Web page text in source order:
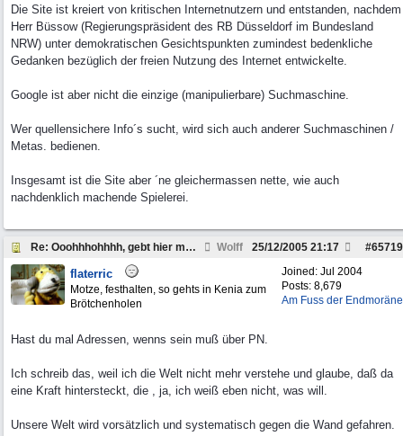
Die Site ist kreiert von kritischen Internetnutzern und entstanden, nachdem
Herr Büssow (Regierungspräsident des RB Düsseldorf im Bundesland
NRW) unter demokratischen Gesichtspunkten zumindest bedenkliche
Gedanken bezüglich der freien Nutzung des Internet entwickelte.
Google ist aber nicht die einzige (manipulierbare) Suchmaschine.
Wer quellensichere Info´s sucht, wird sich auch anderer Suchmaschinen /
Metas. bedienen.
Insgesamt ist die Site aber ´ne gleichermassen nette, wie auch
nachdenklich machende Spielerei.
Re: Ooohhhohhhh, gebt hier mal "LandRover "ein.... Wolff #65719
25/12/2005 21:17
Joined: Jul 2004
Posts: 8,679
Am Fuss der Endmoräne
flaterric
Motze, festhalten, so gehts in Kenia zum
Brötchenholen
Hast du mal Adressen, wenns sein muß über PN.
Ich schreib das, weil ich die Welt nicht mehr verstehe und glaube, daß da
eine Kraft hintersteckt, die , ja, ich weiß eben nicht, was will.
Unsere Welt wird vorsätzlich und systematisch gegen die Wand gefahren.